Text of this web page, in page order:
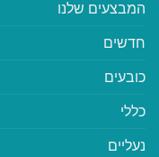
המבצעים שלנו
חדשים
כובעים
כללי
נעליים